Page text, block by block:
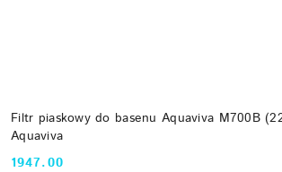
Filtr piaskowy do basenu Aquaviva M700B
Aquaviva
1947.00